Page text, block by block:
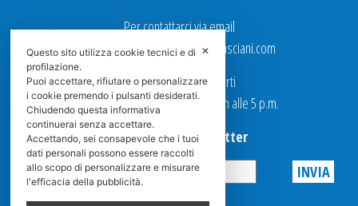
Per contattarci via email
Ufficio Vendite: italy.sales@spasciani.com
I nostri uffici sono aperti
dal Lunedi al Venerdi dalle 9 a.m alle 5 p.m.
Iscriviti alla Newsletter
Privacy
✕
Questo sito utilizza cookie tecnici e di
profilazione.
Puoi accettare, rifiutare o personalizzare
i cookie premendo i pulsanti desiderati.
Chiudendo questa informativa
continuerai senza accettare.
Accettando, sei consapevole che i tuoi
dati personali possono essere raccolti
allo scopo di personalizzare e misurare
l'efficacia della pubblicità.